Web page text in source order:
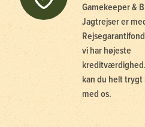
Gamekeeper &
Jagtrejser er
vi har højeste
kan du helt trygt
med os.